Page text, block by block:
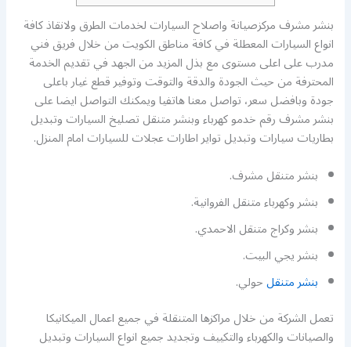
بنشر مشرف مركزصيانة واصلاح السيارات لخدمات الطرق ولانقاذ كافة
انواع السيارات المعطلة في كافة مناطق الكويت من خلال فريق فني
مدرب على اعلى مستوى مع بذل المزيد من الجهد في تقديم الخدمة
المحترفة من حيث الجودة والدقة والتوقت وتوفير قطع غيار باعلى
جودة وبافضل سعر، تواصل معنا هاتفيا ويمكنك التواصل ايضا على
بنشر مشرف رقم خدمو كهرباء وبنشر متنقل تصليخ السيارات وتبديل
بطاريات سيارات وتبديل تواير اطارات عجلات للسيارات امام المنزل.
بنشر متنقل مشرف.
بنشر وكهرباء متنقل الفروانية.
بنشر وكراج متنقل الاحمدي.
بنشر يجي البيت.
بنشر متنقلحولي.
تعمل الشركة من خلال مراكزها المتنقلة في جميع اعمال الميكانيكا
والصيانات والكهرباء والتكييف وتجديد جميع انواع السيارات وتبديل